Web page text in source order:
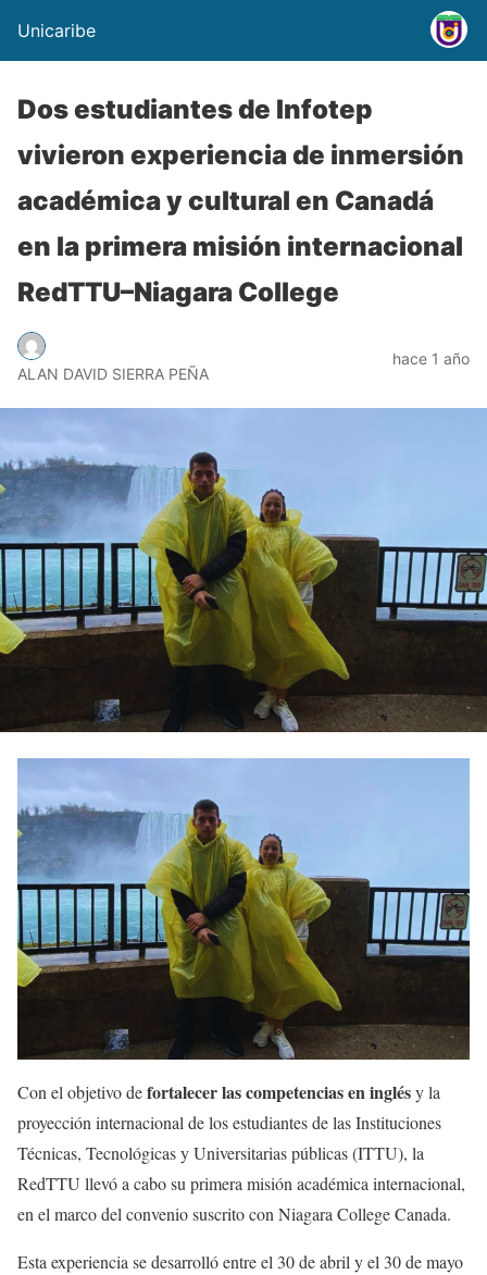
Unicaribe
Dos estudiantes de Infotep
vivieron experiencia de inmersión
académica y cultural en Canadá
en la primera misión internacional
RedTTU–Niagara College
ALAN DAVID SIERRA PEÑA
hace 1 año
Con el objetivo defortalecer las competencias en inglésy la
proyección internacional de los estudiantes de las Instituciones
Técnicas, Tecnológicas y Universitarias públicas (ITTU), la
RedTTU llevó a cabo su primera misión académica internacional,
en el marco del convenio suscrito con Niagara College Canada.
Esta experiencia se desarrolló entre el 30 de abril y el 30 de mayo